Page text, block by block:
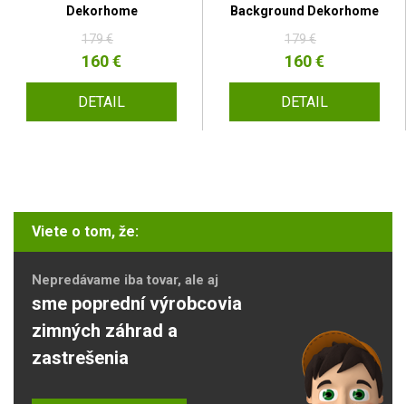
Dekorhome
179 €
160 €
DETAIL
Background Dekorhome
179 €
160 €
DETAIL
Viete o tom, že:
Nepredávame iba tovar, ale aj
sme poprední výrobcovia
zimných záhrad a
zastrešenia